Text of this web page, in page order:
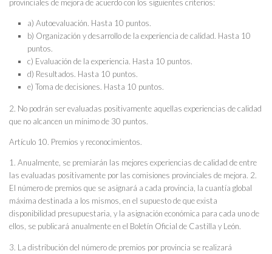
provinciales de mejora de acuerdo con los siguientes criterios:
a) Autoevaluación. Hasta 10 puntos.
b) Organización y desarrollo de la experiencia de calidad. Hasta 10
puntos.
c) Evaluación de la experiencia. Hasta 10 puntos.
d) Resultados. Hasta 10 puntos.
e) Toma de decisiones. Hasta 10 puntos.
2. No podrán ser evaluadas positivamente aquellas experiencias de calidad
que no alcancen un mínimo de 30 puntos.
Artículo 10. Premios y reconocimientos.
1. Anualmente, se premiarán las mejores experiencias de calidad de entre
las evaluadas positivamente por las comisiones provinciales de mejora. 2.
El número de premios que se asignará a cada provincia, la cuantía global
máxima destinada a los mismos, en el supuesto de que exista
disponibilidad presupuestaria, y la asignación económica para cada uno de
ellos, se publicará anualmente en el Boletín Oficial de Castilla y León.
3. La distribución del número de premios por provincia se realizará